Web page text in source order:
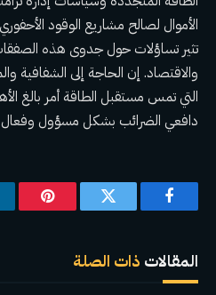
الأموال لصالح مشاريع الوقود
تثير تساؤلات حول جدوى هذه الصفقات
والاقتصاد. إن الحاجة إلى الشفافية
التي تمس مستقبل الطاقة أمر بالغ
دافعي الضرائب بشكل مسؤول
فيسبوك تويتر
المقالات ذات الصلة